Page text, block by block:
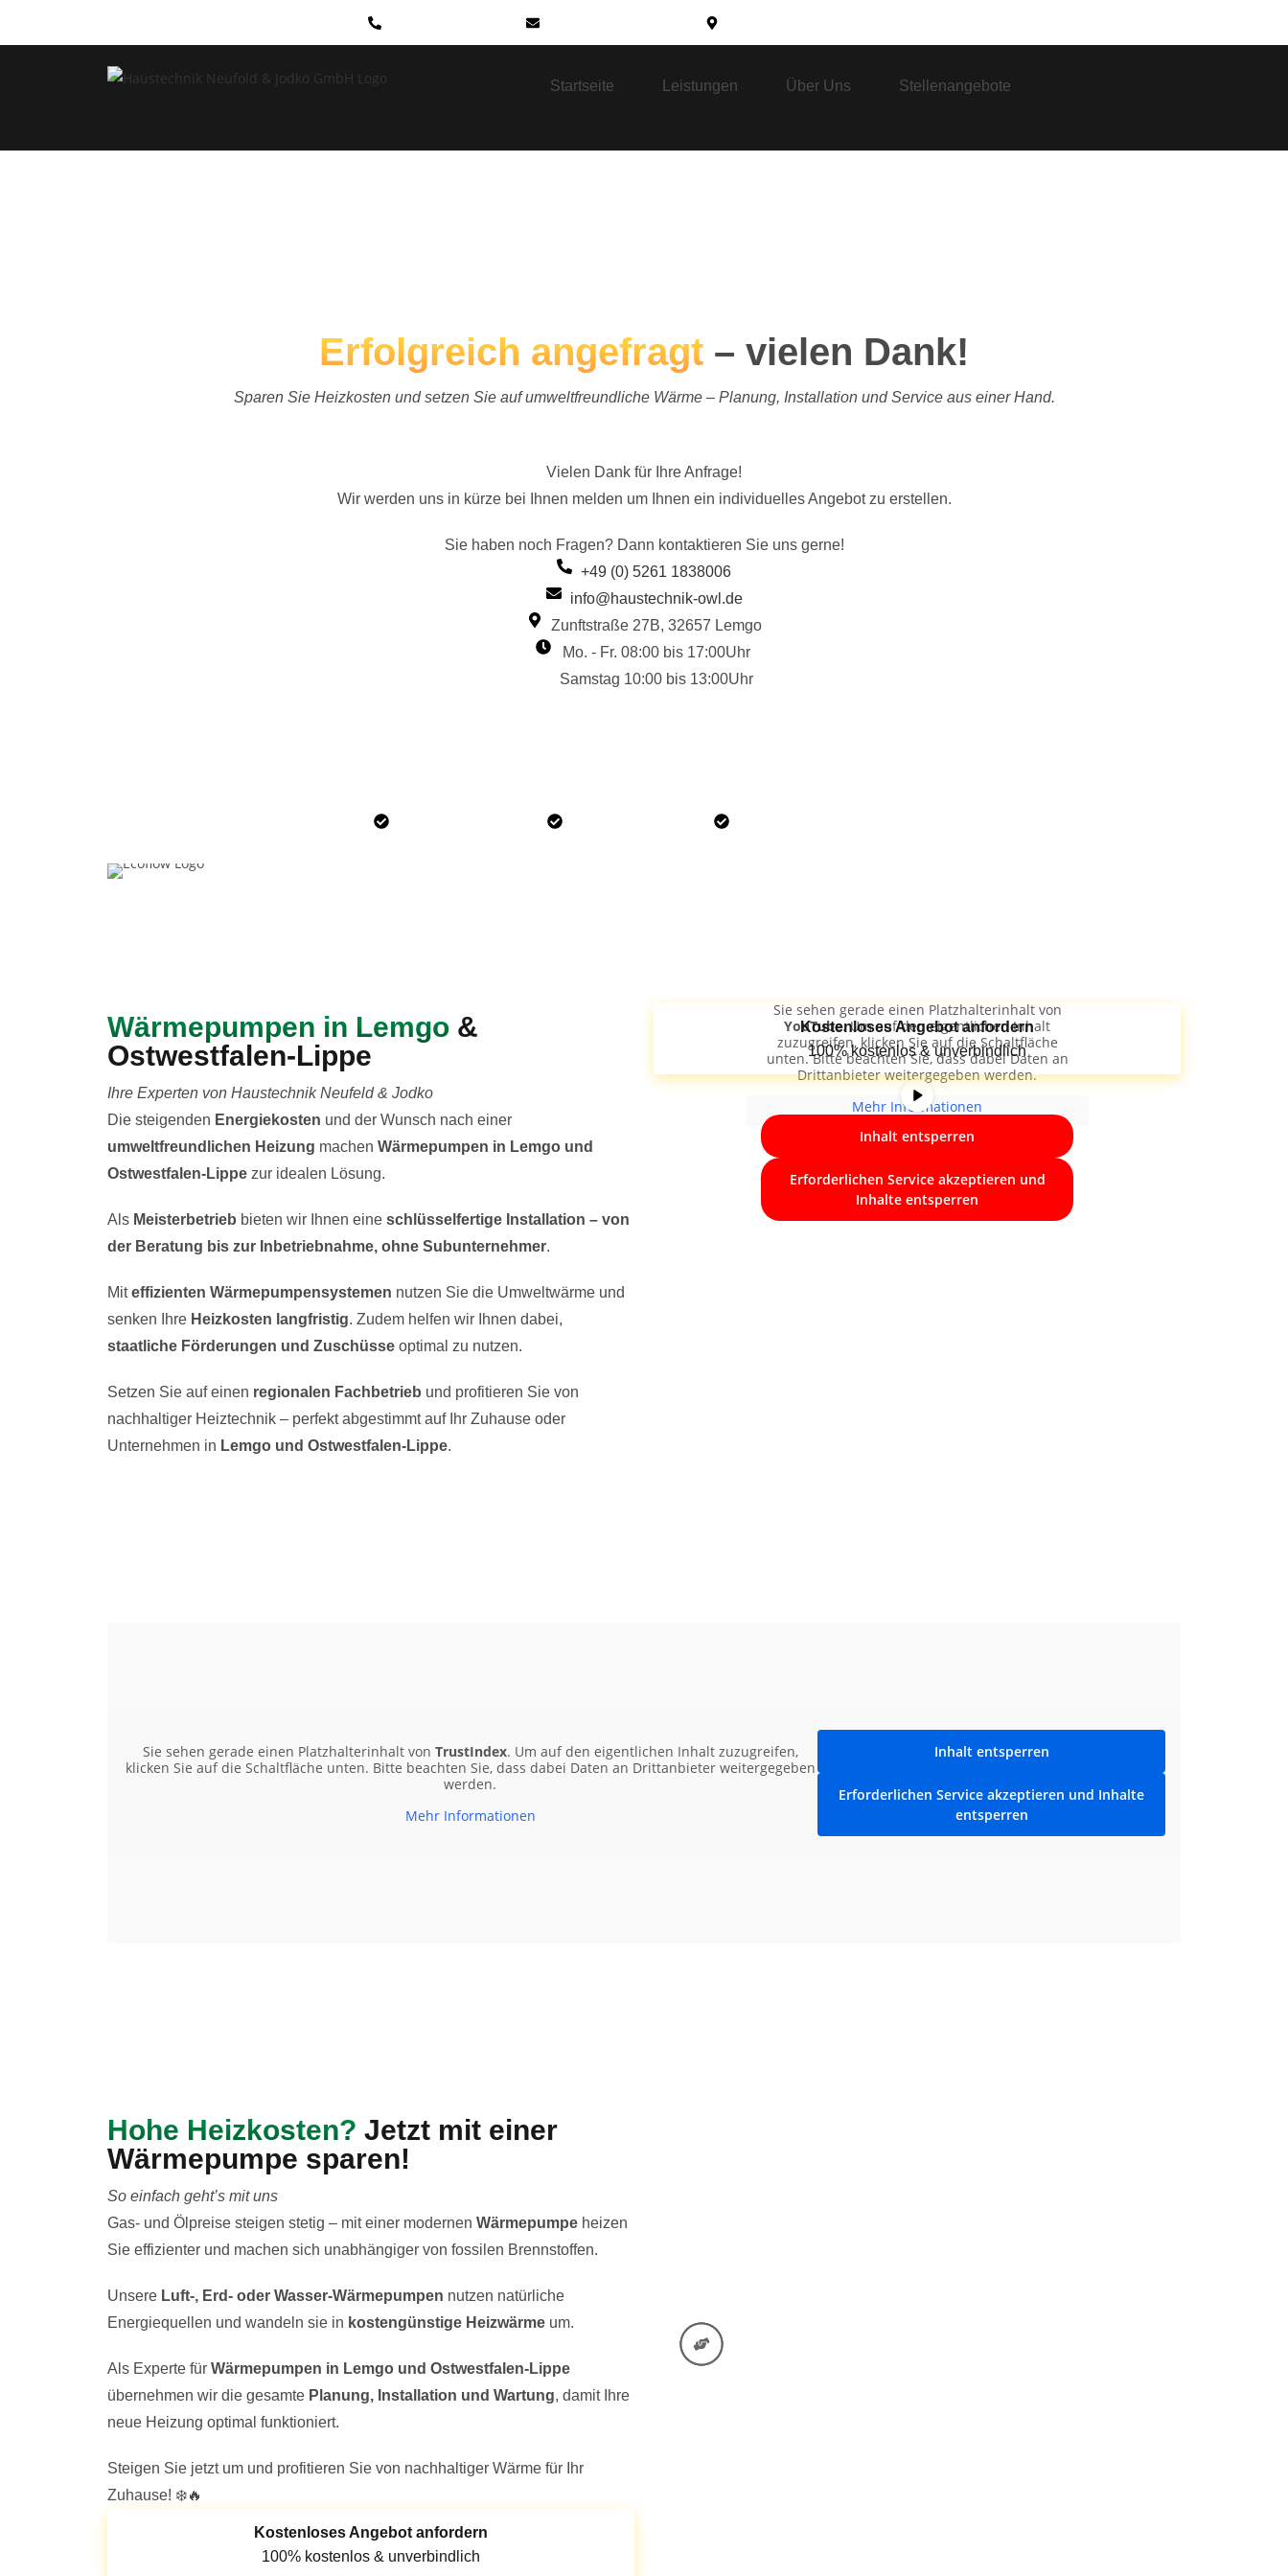
+49 (0) 5261 1838006
Startseite Leistungen Über Uns Stellenangebote
Erfolgreich angefragt – vielen Dank!
Sparen Sie Heizkosten und setzen Sie auf umweltfreundliche Wärme – Planung, Installation und Service aus einer Hand.
Vielen Dank für Ihre Anfrage!
Wir werden uns in kürze bei Ihnen melden um Ihnen ein individuelles Angebot zu erstellen.
Sie haben noch Fragen? Dann kontaktieren Sie uns gerne!
+49 (0) 5261 1838006
info@haustechnik-owl.de
Zunftstraße 27B, 32657 Lemgo
Mo. - Fr. 08:00 bis 17:00Uhr
Samstag 10:00 bis 13:00Uhr
Wärmepumpen in Lemgo &
Ostwestfalen-Lippe
Ihre Experten von Haustechnik Neufeld & Jodko
Die steigenden Energiekosten und der Wunsch nach einer
umweltfreundlichen Heizung machen Wärmepumpen in Lemgo und
Ostwestfalen-Lippe zur idealen Lösung.
Als Meisterbetrieb bieten wir Ihnen eine schlüsselfertige Installation – von
der Beratung bis zur Inbetriebnahme, ohne Subunternehmer.
Miteffizienten Wärmepumpensystemen nutzen Sie die Umweltwärme und
senken Ihre Heizkosten langfristig. Zudem helfen wir Ihnen dabei,
staatliche Förderungen und Zuschüsse optimal zu nutzen.
Setzen Sie auf einen regionalen Fachbetrieb und profitieren Sie von
nachhaltiger Heiztechnik – perfekt abgestimmt auf Ihr Zuhause oder
Unternehmen in Lemgo und Ostwestfalen-Lippe.
Sie sehen gerade einen Platzhalterinhalt von
YouTube. Um auf den eigentlichen Inhalt
zuzugreifen, klicken Sie auf die Schaltfläche
unten. Bitte beachten Sie, dass dabei Daten an
Drittanbieter weitergegeben werden.
Mehr Informationen
Inhalt entsperren
Erforderlichen Service akzeptieren und
Inhalte entsperren
Kostenloses Angebot anfordern
100% kostenlos & unverbindlich
Sie sehen gerade einen Platzhalterinhalt von TrustIndex. Um auf den eigentlichen Inhalt zuzugreifen,
klicken Sie auf die Schaltfläche unten. Bitte beachten Sie, dass dabei Daten an Drittanbieter weitergegeben
werden.
Mehr Informationen
Inhalt entsperren
Erforderlichen Service akzeptieren und Inhalte
entsperren
Hohe Heizkosten? Jetzt mit einer
Wärmepumpe sparen!
So einfach geht’s mit uns
Gas- und Ölpreise steigen stetig – mit einer modernen Wärmepumpe heizen
Sie effizienter und machen sich unabhängiger von fossilen Brennstoffen.
Unsere Luft-, Erd- oder Wasser-Wärmepumpen nutzen natürliche
Energiequellen und wandeln sie in kostengünstige Heizwärme um.
Als Experte für Wärmepumpen in Lemgo und Ostwestfalen-Lippe
übernehmen wir die gesamte Planung, Installation und Wartung, damit Ihre
neue Heizung optimal funktioniert.
Steigen Sie jetzt um und profitieren Sie von nachhaltiger Wärme für Ihr
Zuhause! ❄️🔥
Kostenloses Angebot anfordern
100% kostenlos & unverbindlich